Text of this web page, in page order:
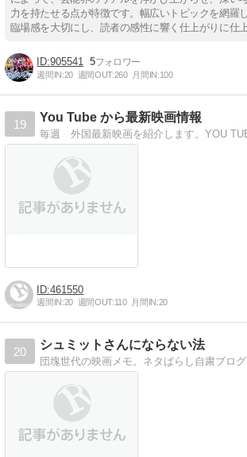
力を持たせる点が特徴です。幅広いトピックを網羅
臨場感を大切にし、読者の感性に響く仕上がりに仕
905541 5
週間IN:20 週間OUT:260 月間IN:100
19
You Tube から最新映画情報
461550
週間IN:20 週間OUT:110 月間IN:20
20
シュミットさんにならない法
団塊世代の映画メモ。ネタばらし自粛ブログ